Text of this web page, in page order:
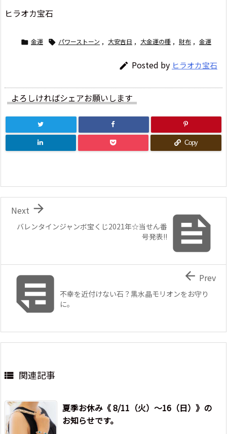
ヒラオカ宝石
 金運  パワーストーン , 大安吉日 , 大金運の種 , 財布 , 金運
 Posted by ヒラオカ宝石
よろしければシェアお願いします
Copy

バレンタインジャンボ宝くじ2021年☆当せん番
号発表!!

Next
不幸を近付けない石？黒水晶モリオンをお守り
に。
 Prev
 関連記事
夏季お休み《 8/11（火）～16（日）》の
お知らせです。